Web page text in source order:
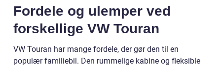
Fordele og ulemper ved
forskellige VW Touran
VW Touran har mange fordele, der gør den til en
populær familiebil. Den rummelige kabine og fleksible